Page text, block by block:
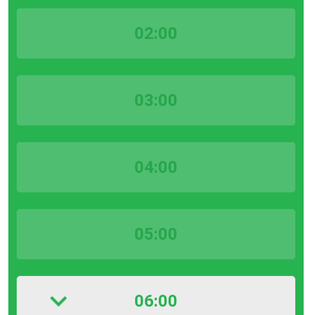
02:00
03:00
04:00
05:00
06:00